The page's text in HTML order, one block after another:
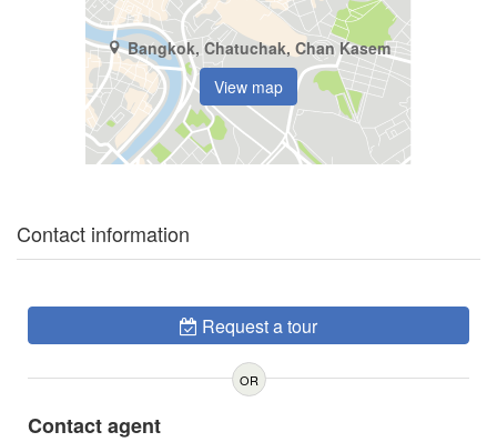
Bangkok, Chatuchak, Chan Kasem
View map
Contact information
Request a tour
OR
Contact agent